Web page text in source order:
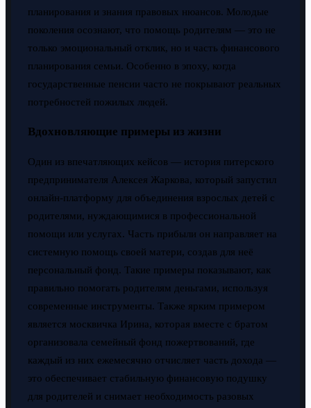
планирования и знания правовых нюансов. Молодые
поколения осознают, что помощь родителям — это не
только эмоциональный отклик, но и часть финансового
планирования семьи. Особенно в эпоху, когда
государственные пенсии часто не покрывают реальных
потребностей пожилых людей.
Вдохновляющие примеры из жизни
Один из впечатляющих кейсов — история питерского
предпринимателя Алексея Жаркова, который запустил
онлайн-платформу для объединения взрослых детей с
родителями, нуждающимися в профессиональной
помощи или услугах. Часть прибыли он направляет на
системную помощь своей матери, создав для неё
персональный фонд. Такие примеры показывают, как
правильно помогать родителям деньгами, используя
современные инструменты. Также ярким примером
является москвичка Ирина, которая вместе с братом
организовала семейный фонд пожертвований, где
каждый из них ежемесячно отчисляет часть дохода —
это обеспечивает стабильную финансовую подушку
для родителей и снимает необходимость разовых